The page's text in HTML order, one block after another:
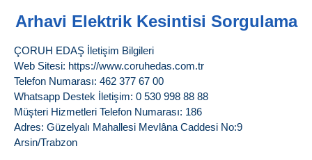
Arhavi Elektrik Kesintisi Sorgulama
ÇORUH EDAŞ İletişim Bilgileri
Web Sitesi: https://www.coruhedas.com.tr
Telefon Numarası: 462 377 67 00
Whatsapp Destek İletişim: 0 530 998 88 88
Müşteri Hizmetleri Telefon Numarası: 186
Adres: Güzelyalı Mahallesi Mevlâna Caddesi No:9
Arsin/Trabzon